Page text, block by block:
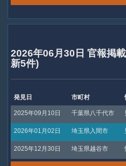
2026年06月30日 官報掲
新5件)
発見日 市町村
2025年09月10日 千葉県八千代市
2026年01月02日 埼玉県入間市
2025年12月30日 埼玉県越谷市